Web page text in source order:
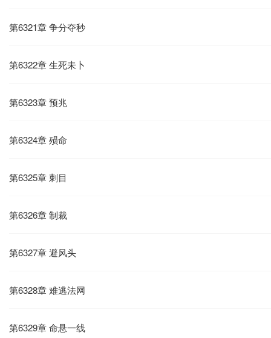
第6321章 争分夺秒
第6322章 生死未卜
第6323章 预兆
第6324章 殒命
第6325章 刺目
第6326章 制裁
第6327章 避风头
第6328章 难逃法网
第6329章 命悬一线